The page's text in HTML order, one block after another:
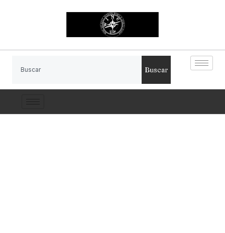
Buscar